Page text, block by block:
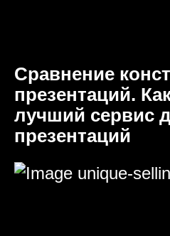
Сравнение
презентаций.
лучший сервис
презентаций